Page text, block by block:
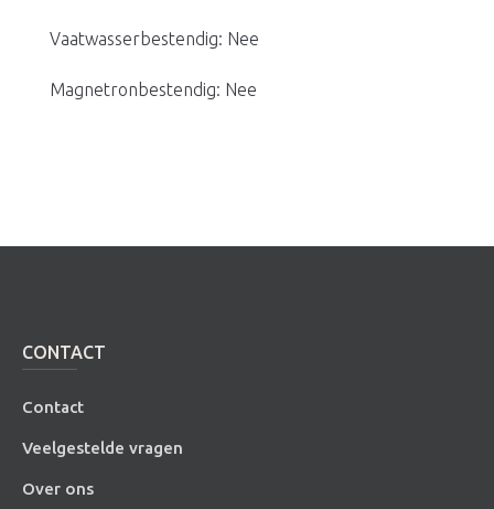
Vaatwasserbestendig: Nee
Magnetronbestendig: Nee
CONTACT
Contact
Veelgestelde vragen
Over ons